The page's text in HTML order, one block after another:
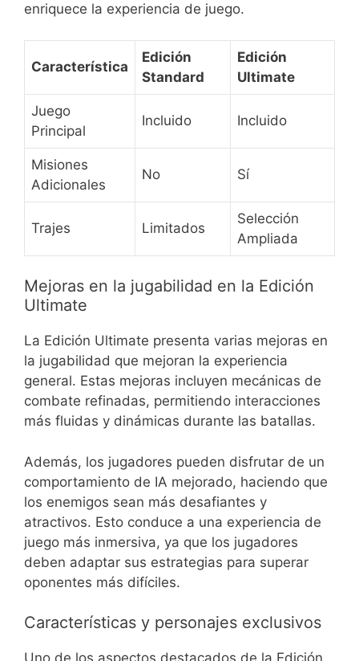
enriquece la experiencia de juego.
Característica
Edición
Standard
Edición
Ultimate
Juego
Principal
Incluido Incluido
Misiones
Adicionales
No Sí
Trajes Limitados
Selección
Ampliada
Mejoras en la jugabilidad en la Edición
Ultimate
La Edición Ultimate presenta varias mejoras en
la jugabilidad que mejoran la experiencia
general. Estas mejoras incluyen mecánicas de
combate refinadas, permitiendo interacciones
más fluidas y dinámicas durante las batallas.
Además, los jugadores pueden disfrutar de un
comportamiento de IA mejorado, haciendo que
los enemigos sean más desafiantes y
atractivos. Esto conduce a una experiencia de
juego más inmersiva, ya que los jugadores
deben adaptar sus estrategias para superar
oponentes más difíciles.
Características y personajes exclusivos